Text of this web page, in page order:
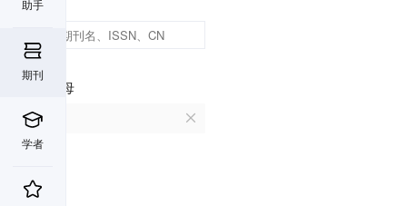
助手
期刊
学者
首字母
U